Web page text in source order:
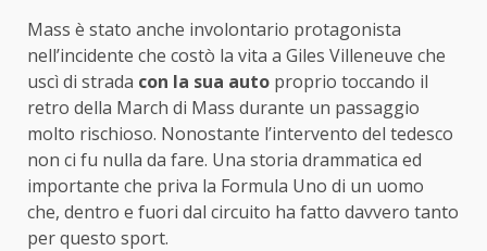
Mass è stato anche involontario protagonista
nell’incidente che costò la vita a Giles Villeneuve che
uscì di strada con la sua auto proprio toccando il
retro della March di Mass durante un passaggio
molto rischioso. Nonostante l’intervento del tedesco
non ci fu nulla da fare. Una storia drammatica ed
importante che priva la Formula Uno di un uomo
che, dentro e fuori dal circuito ha fatto davvero tanto
per questo sport.